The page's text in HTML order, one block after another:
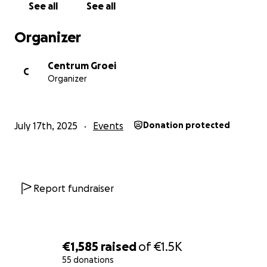
€1,585 raisedof€1.5K
55 donations
See all See all
Organizer
C
Centrum Groei
Organizer
July 17th, 2025 Events Donation protected
Report fundraiser